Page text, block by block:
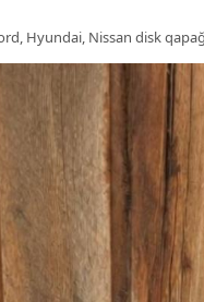
Hyundai, Nissan disk